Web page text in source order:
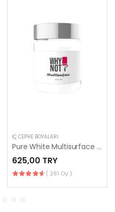
İÇ CEPHE BOYALARI
Pure White Multisurface 500 ml
625,00 TRY
( 281 Oy )